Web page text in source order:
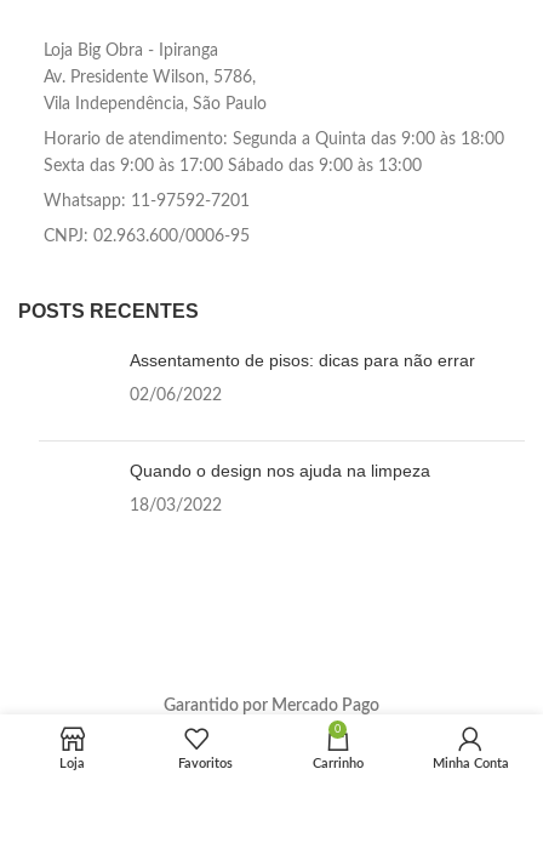
Loja Big Obra - Ipiranga
Av. Presidente Wilson, 5786,
Vila Independência, São Paulo
Horario de atendimento: Segunda a Quinta das 9:00 às 18:00
Sexta das 9:00 às 17:00 Sábado das 9:00 às 13:00
Whatsapp: 11-97592-7201
CNPJ: 02.963.600/0006-95
POSTS RECENTES
Assentamento de pisos: dicas para não errar
02/06/2022
Quando o design nos ajuda na limpeza
18/03/2022
Garantido por Mercado Pago
Loja Favoritos
0
Carrinho Minha Conta